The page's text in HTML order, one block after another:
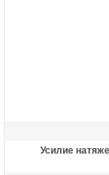
Усилие